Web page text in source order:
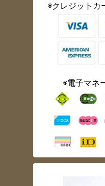
◉クレジットカ
◉電子マネ